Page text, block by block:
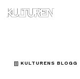
navigationen
innehållet
efter:
KULTURENS BLOGG